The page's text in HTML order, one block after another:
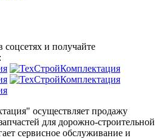
и получайте
осуществляет продажу
для дорожно-строительной
сервисное обслуживание и